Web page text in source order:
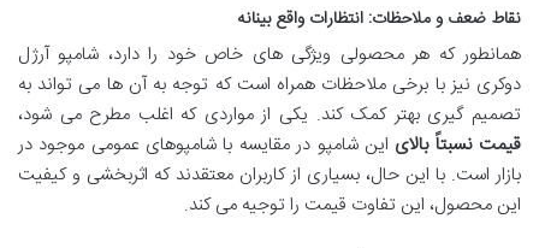
نقاط ضعف و ملاحظات: انتظارات واقع بینانه
همانطور که هر محصولی ویژگی های خاص خود را دارد، شامپو آرژل
دوکری نیز با برخی ملاحظات همراه است که توجه به آن ها می تواند به
تصمیم گیری بهتر کمک کند. یکی از مواردی که اغلب مطرح می شود،
قیمت نسبتاً بالای این شامپو در مقایسه با شامپوهای عمومی موجود در
بازار است. با این حال، بسیاری از کاربران معتقدند که اثربخشی و کیفیت
این محصول، این تفاوت قیمت را توجیه می کند.